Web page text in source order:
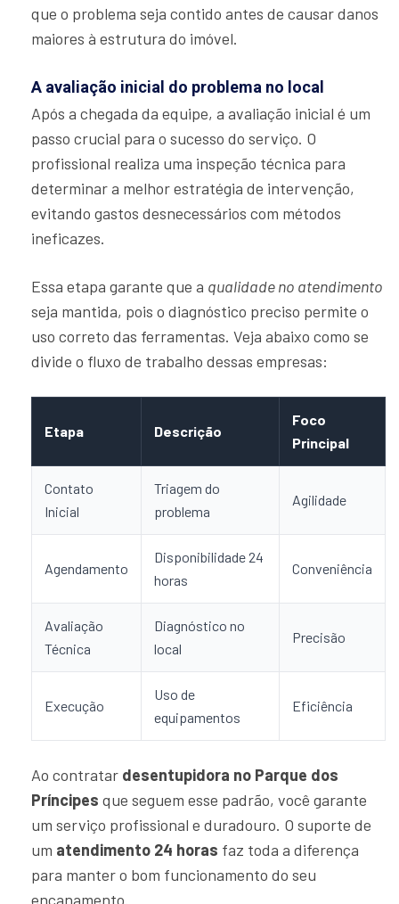
que o problema seja contido antes de causar danos
maiores à estrutura do imóvel.
A avaliação inicial do problema no local
Após a chegada da equipe, a avaliação inicial é um
passo crucial para o sucesso do serviço. O
profissional realiza uma inspeção técnica para
determinar a melhor estratégia de intervenção,
evitando gastos desnecessários com métodos
ineficazes.
Essa etapa garante que a qualidade no atendimento
seja mantida, pois o diagnóstico preciso permite o
uso correto das ferramentas. Veja abaixo como se
divide o fluxo de trabalho dessas empresas:
Etapa Descrição
Foco
Principal
Contato
Inicial
Triagem do
problema
Agilidade
Agendamento
Disponibilidade 24
horas
Conveniência
Avaliação
Técnica
Diagnóstico no
local
Precisão
Execução
Uso de
equipamentos
Eficiência
Ao contratar desentupidora no Parque dos
Príncipes que seguem esse padrão, você garante
um serviço profissional e duradouro. O suporte de
um atendimento 24 horas faz toda a diferença
para manter o bom funcionamento do seu
encanamento.